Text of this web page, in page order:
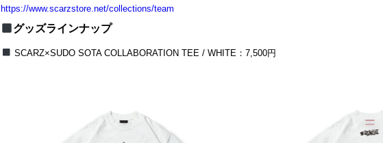
https://www.scarzstore.net/collections/team
グッズラインナップ
SCARZ×SUDO SOTA COLLABORATION TEE / WHITE：7,500円